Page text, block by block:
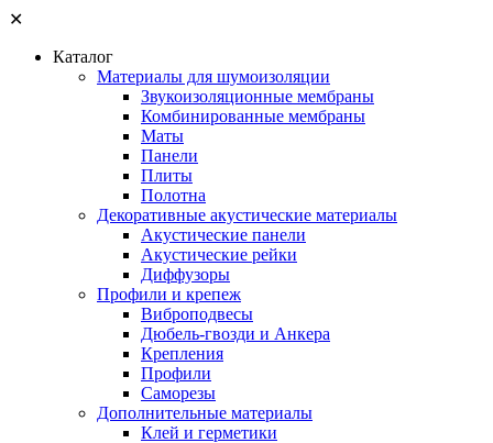
✕
Каталог
Материалы для шумоизоляции
Звукоизоляционные мембраны
Комбинированные мембраны
Маты
Панели
Плиты
Полотна
Декоративные акустические материалы
Акустические панели
Акустические рейки
Диффузоры
Профили и крепеж
Виброподвесы
Дюбель-гвозди и Анкера
Крепления
Профили
Саморезы
Дополнительные материалы
Клей и герметики